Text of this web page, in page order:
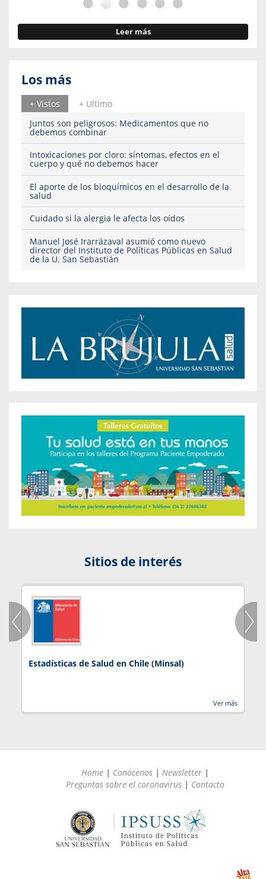
Leer más
Los más
+ Vistos
+ Ultimo
Juntos son peligrosos: Medicamentos que no
debemos combinar
Intoxicaciones por cloro: síntomas, efectos en el
cuerpo y qué no debemos hacer
El aporte de los bioquímicos en el desarrollo de la
salud
Cuidado si la alergia le afecta los oídos
Manuel José Irarrázaval asumió como nuevo
director del Instituto de Políticas Públicas en Salud
de la U. San Sebastián
Sitios de interés
Estadísticas de Salud en Chile (Minsal)
Ver más
Home | Conócenos | Newsletter |
Preguntas sobre el coronavirus | Contacto